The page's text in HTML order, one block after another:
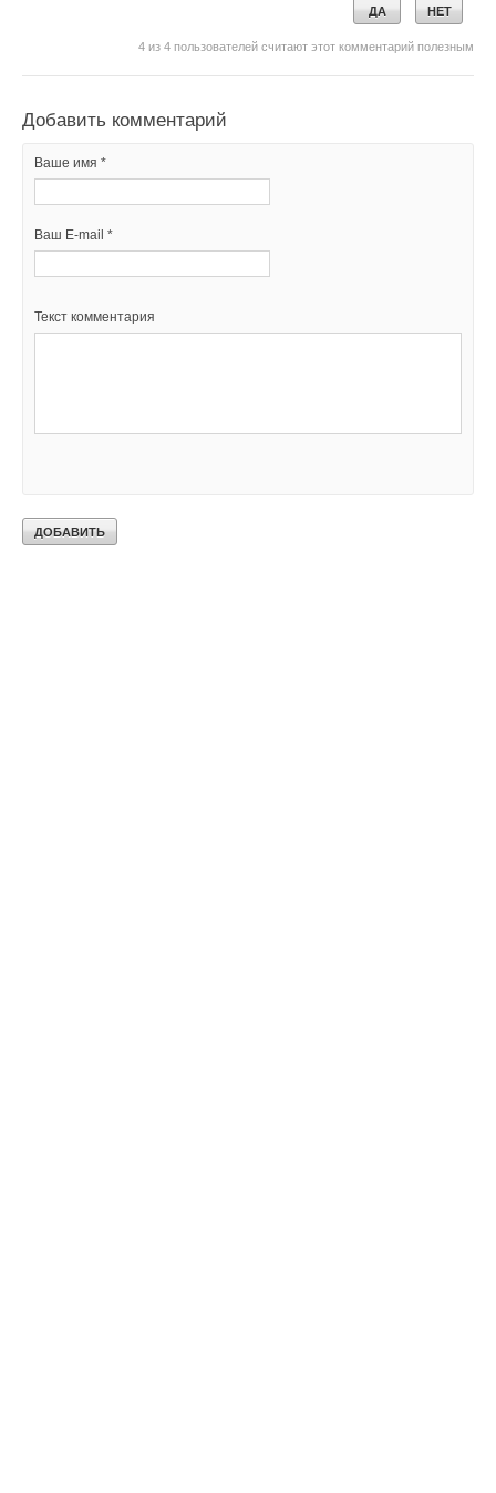
ДА НЕТ
4 из 4 пользователей считают этот комментарий полезным
Добавить комментарий
Ваше имя *
Ваш E-mail *
Текст комментария